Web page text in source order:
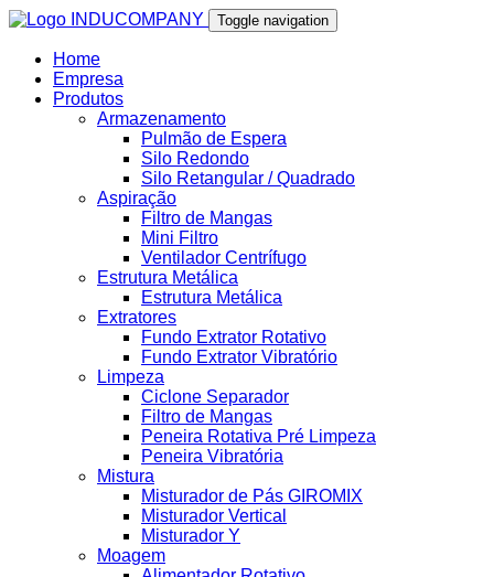
Toggle navigation
Home
Empresa
Produtos
Armazenamento
Pulmão de Espera
Silo Redondo
Silo Retangular / Quadrado
Aspiração
Filtro de Mangas
Mini Filtro
Ventilador Centrífugo
Estrutura Metálica
Estrutura Metálica
Extratores
Fundo Extrator Rotativo
Fundo Extrator Vibratório
Limpeza
Ciclone Separador
Filtro de Mangas
Peneira Rotativa Pré Limpeza
Peneira Vibratória
Mistura
Misturador de Pás GIROMIX
Misturador Vertical
Misturador Y
Moagem